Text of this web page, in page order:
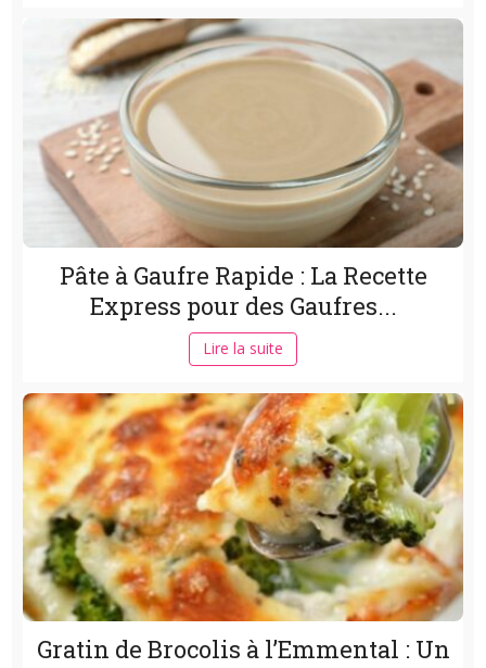
Pâte à Gaufre Rapide : La Recette
Express pour des Gaufres...
Lire la suite
Gratin de Brocolis à l’Emmental : Un